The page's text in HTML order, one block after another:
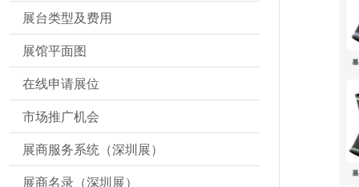
展台类型及费用
展馆平面图
在线申请展位
市场推广机会
展商服务系统（深圳展）
展商名录（深圳展）